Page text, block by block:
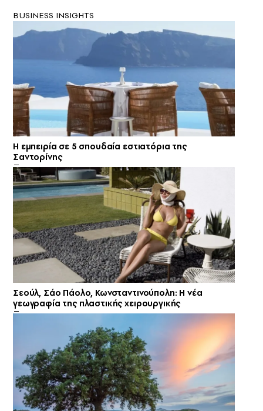
BUSINESS INSIGHTS
Η εμπειρία σε 5 σπουδαία εστιατόρια της
Σαντορίνης
Σεούλ, Σάο Πάολο, Κωνσταντινούπολη: Η νέα
γεωγραφία της πλαστικής χειρουργικής